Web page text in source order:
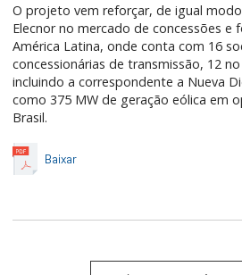
O projeto vem reforçar, de igual
Elecnor no mercado de concessões e
América Latina, onde conta com 16
concessionárias de transmissão, 12
incluindo a correspondente a Nueva
como 375 MW de geração eólica em
Brasil.
Baixar